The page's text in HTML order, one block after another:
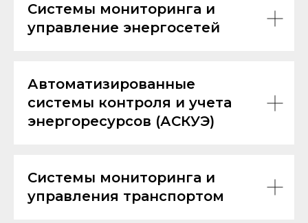
Системы мониторинга и
управление энергосетей
Автоматизированные
системы контроля и учета
энергоресурсов (АСКУЭ)
Системы мониторинга и
управления транспортом